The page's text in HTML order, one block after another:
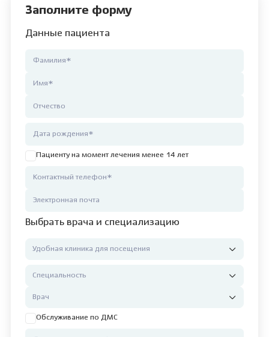
Заполните форму
Данные пациента
Пациенту на момент лечения менее 14 лет
Выбрать врача и специализацию
Обслуживание по ДМС